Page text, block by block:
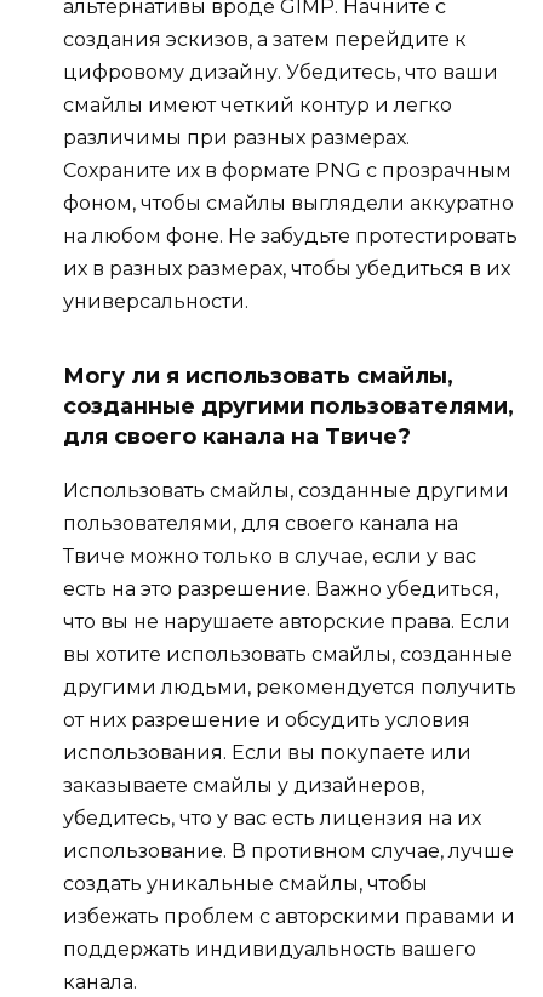
альтернативы вроде GIMP. Начните с
создания эскизов, а затем перейдите к
цифровому дизайну. Убедитесь, что ваши
смайлы имеют четкий контур и легко
различимы при разных размерах.
Сохраните их в формате PNG с прозрачным
фоном, чтобы смайлы выглядели аккуратно
на любом фоне. Не забудьте протестировать
их в разных размерах, чтобы убедиться в их
универсальности.
Могу ли я использовать смайлы,
созданные другими пользователями,
для своего канала на Твиче?
Использовать смайлы, созданные другими
пользователями, для своего канала на
Твиче можно только в случае, если у вас
есть на это разрешение. Важно убедиться,
что вы не нарушаете авторские права. Если
вы хотите использовать смайлы, созданные
другими людьми, рекомендуется получить
от них разрешение и обсудить условия
использования. Если вы покупаете или
заказываете смайлы у дизайнеров,
убедитесь, что у вас есть лицензия на их
использование. В противном случае, лучше
создать уникальные смайлы, чтобы
избежать проблем с авторскими правами и
поддержать индивидуальность вашего
канала.